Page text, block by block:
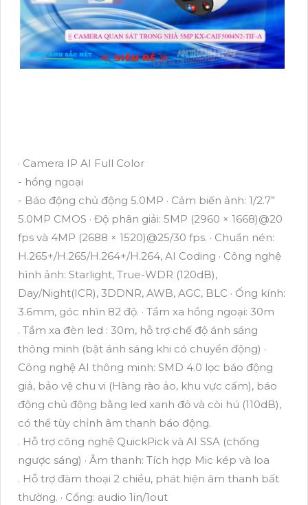
· Camera IP AI Full Color
- hồng ngoại
- Báo động chủ động 5.0MP · Cảm biến ảnh: 1/2.7”
5.0MP CMOS · Độ phân giải: 5MP (2960 × 1668)@20
fps và 4MP (2688 × 1520)@25/30 fps. · Chuẩn nén:
H.265+/H.265/H.264+/H.264, AI Coding · Công nghệ
hình ảnh: Starlight, True-WDR (120dB),
Day/Night(ICR), 3DDNR, AWB, AGC, BLC · Ống kính:
3.6mm, góc nhìn 82 độ. · Tầm xa hồng ngoại: 30m
. Tầm xa đèn led : 30m, hỗ trợ chế độ ánh sáng
thông minh (bật ánh sáng khi có chuyển động) ·
Công nghệ AI thông minh: SMD 4.0 lọc báo động
giả, bảo vệ chu vi (Hàng rào ảo, khu vực cấm), báo
động chủ động bằng led xanh đỏ và còi hú (110dB),
có thể tùy chỉnh âm thanh báo động.
. Hỗ trợ công nghệ QuickPick và AI SSA (chống
ngược sáng) · Âm thanh: Tích hợp Mic kép và loa
. Hỗ trợ đàm thoại 2 chiều, phát hiện âm thanh bất
thường. · Cổng: audio 1in/1out